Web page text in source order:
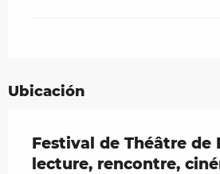
Ubicación
Festival de Théâtre de
lecture, rencontre,